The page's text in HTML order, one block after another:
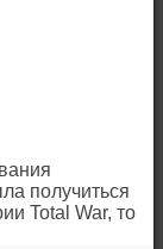
получиться
Total War, то